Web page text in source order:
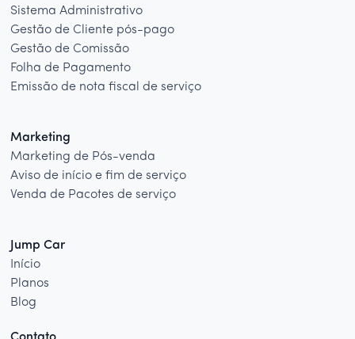
Sistema Administrativo
Gestão de Cliente pós-pago
Gestão de Comissão
Folha de Pagamento
Emissão de nota fiscal de serviço
Marketing
Marketing de Pós-venda
Aviso de início e fim de serviço
Venda de Pacotes de serviço
Jump Car
Início
Planos
Blog